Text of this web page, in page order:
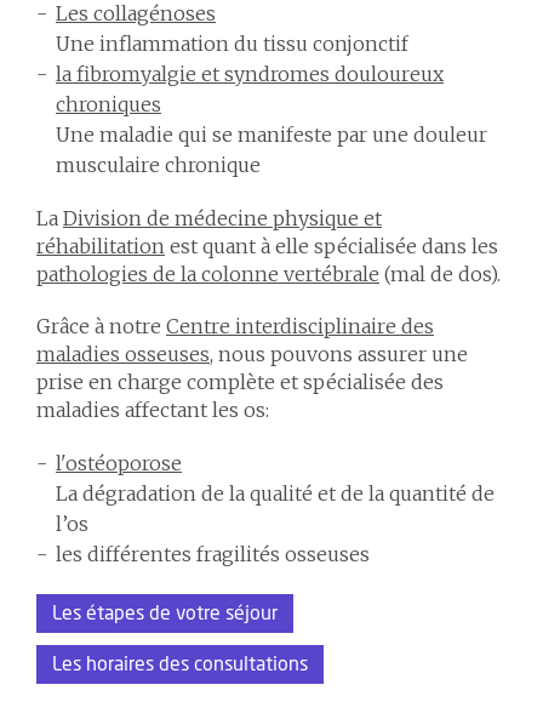
Les collagénoses
Une inflammation du tissu conjonctif
la fibromyalgie et syndromes douloureux
chroniques
Une maladie qui se manifeste par une douleur
musculaire chronique
La Division de médecine physique et
réhabilitation est quant à elle spécialisée dans les
pathologies de la colonne vertébrale (mal de dos).
Grâce à notre Centre interdisciplinaire des
maladies osseuses, nous pouvons assurer une
prise en charge complète et spécialisée des
maladies affectant les os:
l'ostéoporose
La dégradation de la qualité et de la quantité de
l’os
les différentes fragilités osseuses
Les étapes de votre séjour
Les horaires des consultations